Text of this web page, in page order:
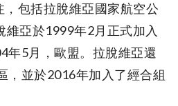
包括拉脫維亞國家航空公
亞於1999年2月正式加入
年5月，歐盟。拉脫維亞還
，並於2016年加入了經合組